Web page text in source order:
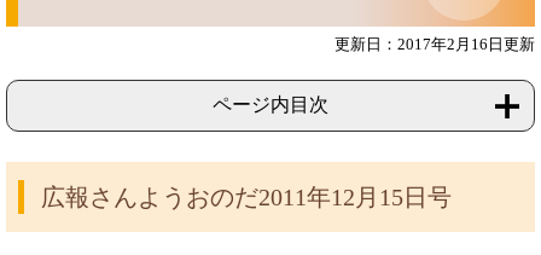
更新日：2017年2月16日更新
ページ内目次
広報さんようおのだ2011年12月15日号